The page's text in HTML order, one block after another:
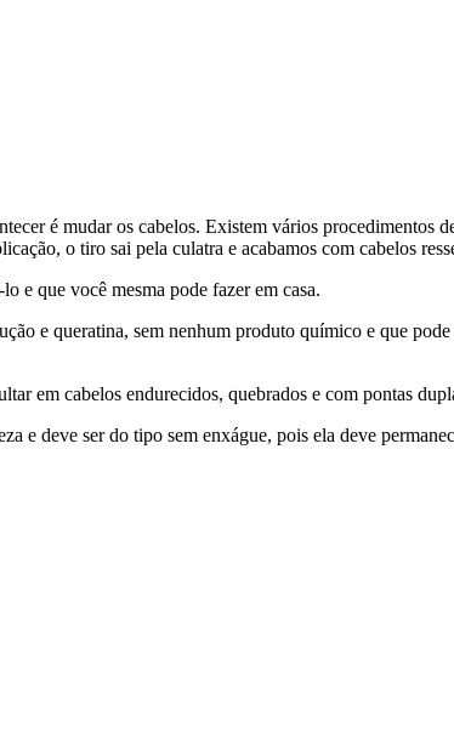
é mudar os cabelos. Existem vários procedimentos
o tiro sai pela culatra e acabamos com cabelos
e que você mesma pode fazer em casa.
e queratina, sem nenhum produto químico e que
em cabelos endurecidos, quebrados e com pontas
e deve ser do tipo sem enxágue, pois ela deve